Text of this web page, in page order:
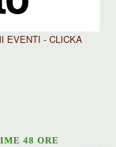
EVENTI - CLICKA
48 ORE